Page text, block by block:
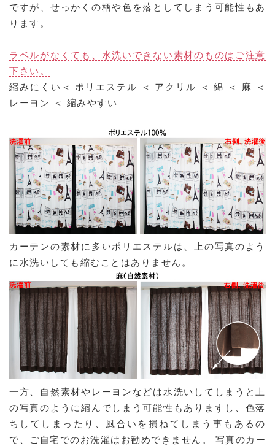
ですが、せっかくの柄や色を落としてしまう可能性もあ
ります。
ラベルがなくても、水洗いできない素材のものはご注意
下さい。
縮みにくい ＜ ポリエステル ＜ アクリル ＜ 綿 ＜ 麻 ＜
レーヨン ＜ 縮みやすい
カーテンの素材に多いポリエステルは、上の写真のよう
に水洗いしても縮むことはありません。
一方、自然素材やレーヨンなどは水洗いしてしまうと上
の写真のように縮んでしまう可能性もありますし、色落
ちしてしまったり、風合いを損ねてしまう事もあるの
で、ご自宅でのお洗濯はお勧めできません。 写真のカー